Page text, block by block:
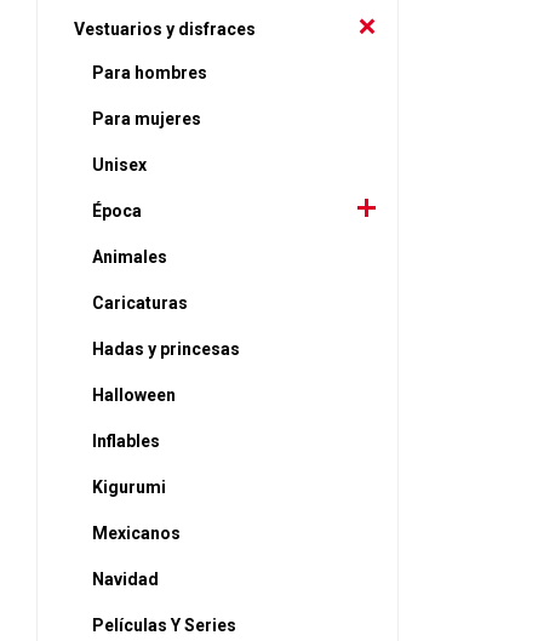
Vestuarios y disfraces
Para hombres
Para mujeres
Unisex
Época
Animales
Caricaturas
Hadas y princesas
Halloween
Inflables
Kigurumi
Mexicanos
Navidad
Películas Y Series